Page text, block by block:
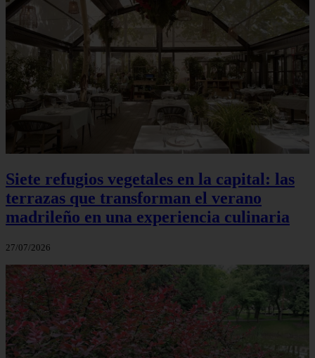
Siete refugios vegetales en la capital: las
terrazas que transforman el verano
madrileño en una experiencia culinaria
27/07/2026